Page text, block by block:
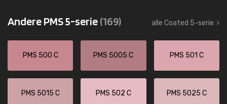
Andere PMS 5-serie(169) alle Coated 5-serie
PMS 500 C PMS 5005 C PMS 501 C
PMS 5015 C PMS 502 C PMS 5025 C